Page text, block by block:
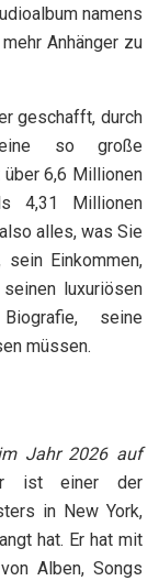
namens
Anhänger zu
geschafft, durch
eine so große
über 6,6 Millionen
4,31 Millionen
alles, was Sie
Einkommen,
luxuriösen
seine
müssen.
Jahr 2026 auf
ist einer der
in New York,
hat. Er hat mit
Alben, Songs